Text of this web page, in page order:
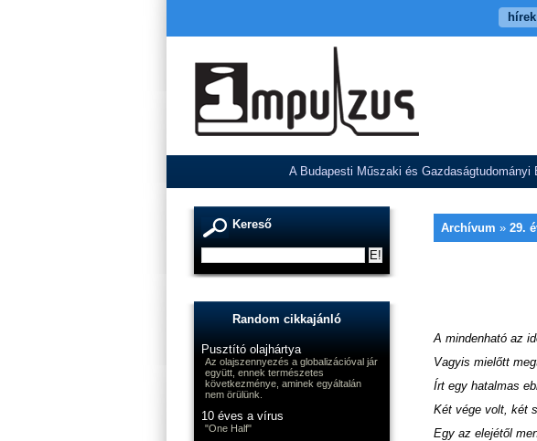
hírek
A Budapesti Műszaki és
Kereső
Random cikkajánló
Pusztító olajhártya
Az olajszennyezés a globalizációval jár
együtt, ennek természetes
következménye, aminek egyáltalán
nem örülünk.
10 éves a vírus
"One Half"
Archívum » 29.
A mindenható az
Vagyis mielőtt
Írt egy hatalmas
Két vége volt, két
Egy az elejétől